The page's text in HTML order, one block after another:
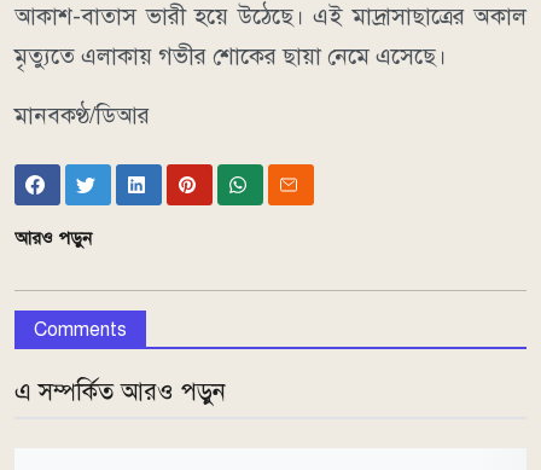
আকাশ-বাতাস ভারী হয়ে উঠেছে। এই মাদ্রাসাছাত্রের অকাল
মৃত্যুতে এলাকায় গভীর শোকের ছায়া নেমে এসেছে।
মানবকণ্ঠ/ডিআর
আরও পড়ুন
Comments
এ সম্পর্কিত আরও পড়ুন